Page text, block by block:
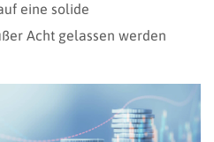
eine solide
Acht gelassen werden